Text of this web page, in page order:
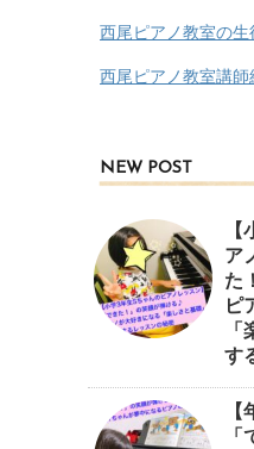
西尾ピアノ教室の生
西尾ピアノ教室講師
NEW POST
ア
た
ピ
す
【